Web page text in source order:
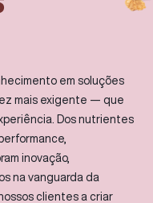
em soluções
mais exigente — que
Dos nutrientes
inovação,
na vanguarda da
clientes a criar